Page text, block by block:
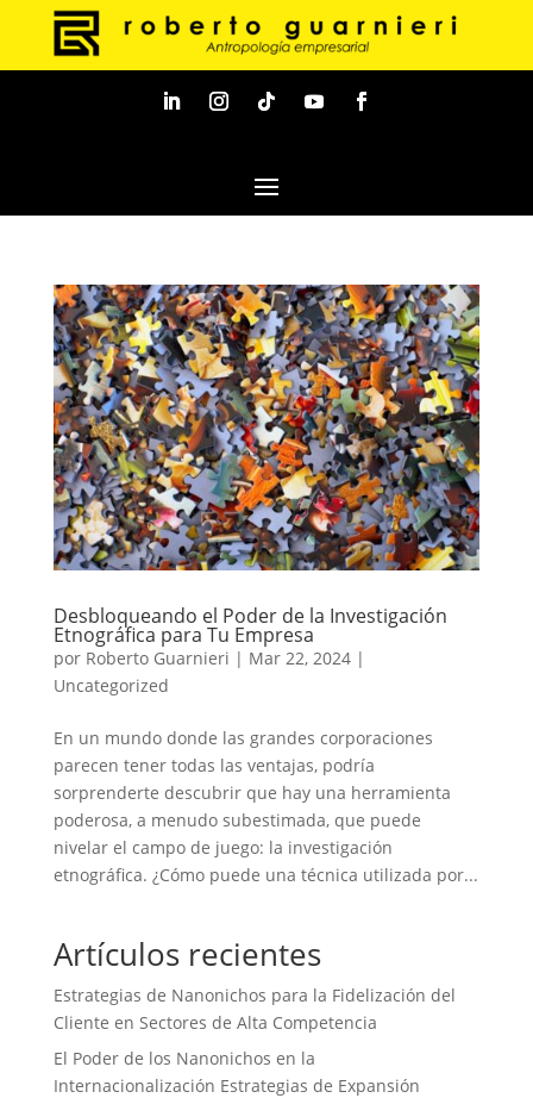
Desbloqueando el Poder de la Investigación
Etnográfica para Tu Empresa
por Roberto Guarnieri | Mar 22, 2024|
Uncategorized
En un mundo donde las grandes corporaciones
parecen tener todas las ventajas, podría
sorprenderte descubrir que hay una herramienta
poderosa, a menudo subestimada, que puede
nivelar el campo de juego: la investigación
etnográfica. ¿Cómo puede una técnica utilizada por...
Artículos recientes
Estrategias de Nanonichos para la Fidelización del
Cliente en Sectores de Alta Competencia
El Poder de los Nanonichos en la
Internacionalización Estrategias de Expansión